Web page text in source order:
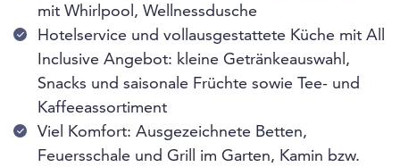
mit Whirlpool, Wellnessdusche
Hotelservice und vollausgestattete Küche mit All
Inclusive Angebot: kleine Getränkeauswahl,
Snacks und saisonale Früchte sowie Tee- und
Kaffeeassortiment
Viel Komfort: Ausgezeichnete Betten,
Feuersschale und Grill im Garten, Kamin bzw.